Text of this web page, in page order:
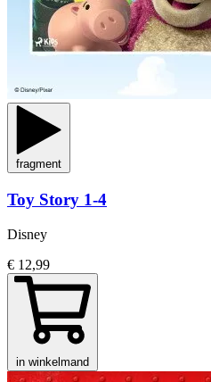
fragment
Toy Story 1-4
Disney
€ 12,99
in winkelmand